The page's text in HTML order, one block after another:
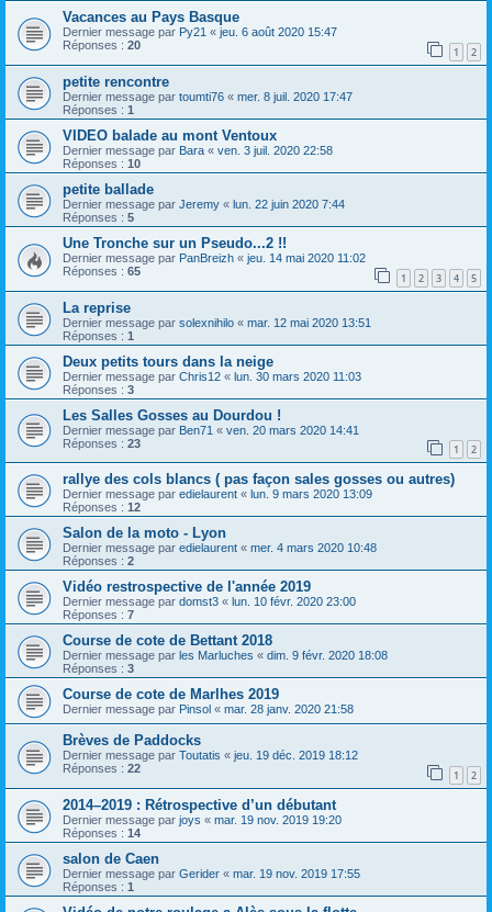
Vacances au Pays Basque
Dernier message par Py21 « jeu. 6 août 2020 15:47
Réponses : 20 1 2
petite rencontre
Dernier message par toumti76 « mer. 8 juil. 2020 17:47
Réponses : 1
VIDEO balade au mont Ventoux
Dernier message par Bara « ven. 3 juil. 2020 22:58
Réponses : 10
petite ballade
Dernier message par Jeremy « lun. 22 juin 2020 7:44
Réponses : 5
Une Tronche sur un Pseudo...2 !!
Dernier message par PanBreizh « jeu. 14 mai 2020 11:02
Réponses : 65 1 2 3 4 5
La reprise
Dernier message par solexnihilo « mar. 12 mai 2020 13:51
Réponses : 1
Deux petits tours dans la neige
Dernier message par Chris12 « lun. 30 mars 2020 11:03
Réponses : 3
Les Salles Gosses au Dourdou !
Dernier message par Ben71 « ven. 20 mars 2020 14:41
Réponses : 23 1 2
rallye des cols blancs ( pas façon sales gosses ou autres)
Dernier message par edielaurent « lun. 9 mars 2020 13:09
Réponses : 12
Salon de la moto - Lyon
Dernier message par edielaurent « mer. 4 mars 2020 10:48
Réponses : 2
Vidéo restrospective de l'année 2019
Dernier message par domst3 « lun. 10 févr. 2020 23:00
Réponses : 7
Course de cote de Bettant 2018
Dernier message par les Marluches « dim. 9 févr. 2020 18:08
Réponses : 3
Course de cote de Marlhes 2019
Dernier message par Pinsol « mar. 28 janv. 2020 21:58
Brèves de Paddocks
Dernier message par Toutatis « jeu. 19 déc. 2019 18:12
Réponses : 22 1 2
2014–2019 : Rétrospective d’un débutant
Dernier message par joys « mar. 19 nov. 2019 19:20
Réponses : 14
salon de Caen
Dernier message par Gerider « mar. 19 nov. 2019 17:55
Réponses : 1